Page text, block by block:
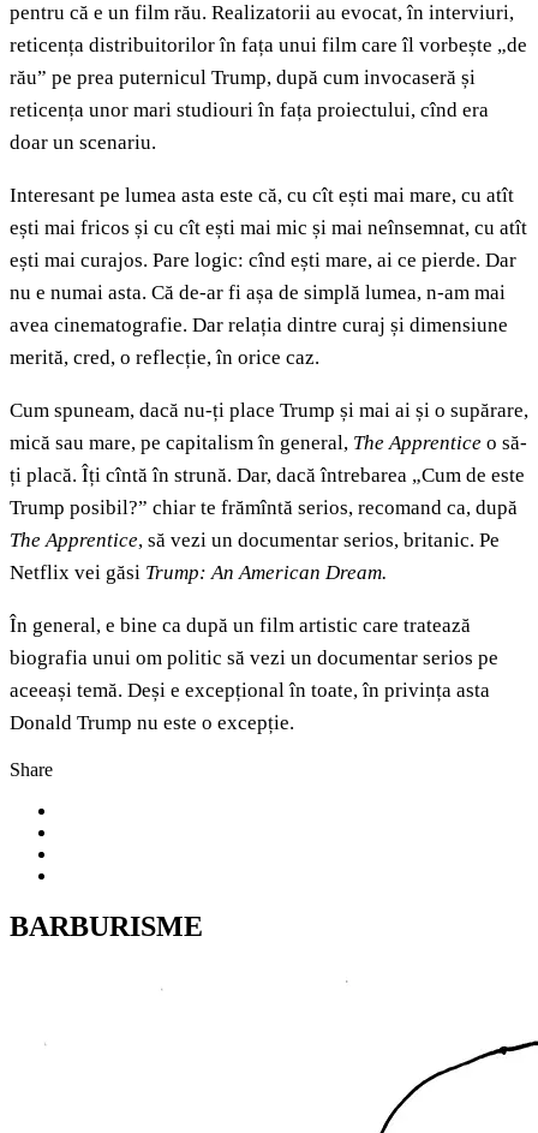
pentru că e un film rău. Realizatorii au evocat, în interviuri,
reticența distribuitorilor în fața unui film care îl vorbește „de
rău” pe prea puternicul Trump, după cum invocaseră și
reticența unor mari studiouri în fața proiectului, cînd era
doar un scenariu.
Interesant pe lumea asta este că, cu cît ești mai mare, cu atît
ești mai fricos și cu cît ești mai mic și mai neînsemnat, cu atît
ești mai curajos. Pare logic: cînd ești mare, ai ce pierde. Dar
nu e numai asta. Că de-ar fi așa de simplă lumea, n-am mai
avea cinematografie. Dar relația dintre curaj și dimensiune
merită, cred, o reflecție, în orice caz.
Cum spuneam, dacă nu-ți place Trump și mai ai și o supărare,
mică sau mare, pe capitalism în general, The Apprentice o să-
ți placă. Îți cîntă în strună. Dar, dacă întrebarea „Cum de este
Trump posibil?” chiar te frămîntă serios, recomand ca, după
The Apprentice, să vezi un documentar serios, britanic. Pe
Netflix vei găsi Trump: An American Dream.
În general, e bine ca după un film artistic care tratează
biografia unui om politic să vezi un documentar serios pe
aceeași temă. Deși e excepțional în toate, în privința asta
Donald Trump nu este o excepție.
Share
BARBURISME